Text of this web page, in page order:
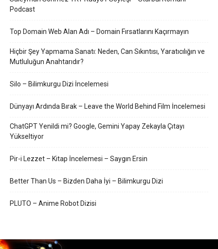
Podcast
Top Domain Web Alan Adı – Domain Fırsatlarını Kaçırmayın
Hiçbir Şey Yapmama Sanatı: Neden, Can Sıkıntısı, Yaratıcılığın ve
Mutluluğun Anahtarıdır?
Silo – Bilimkurgu Dizi İncelemesi
Dünyayı Ardında Bırak – Leave the World Behind Film İncelemesi
ChatGPT Yenildi mi? Google, Gemini Yapay Zekayla Çıtayı
Yükseltiyor
Pir-i Lezzet – Kitap İncelemesi – Saygın Ersin
Better Than Us – Bizden Daha İyi – Bilimkurgu Dizi
PLUTO – Anime Robot Dizisi